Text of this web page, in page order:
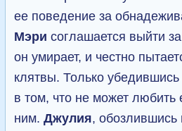
ее поведение за
Мэри соглашается выйти
он умирает, и честно
клятвы. Только
в том, что не может любить
ним.Джулия, обозлившись